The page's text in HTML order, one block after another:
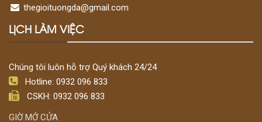
thegioituongda@gmail.com
LỊCH LÀM VIỆC
Chúng tôi luôn hỗ trợ Quý khách 24/24
Hotline: 0932 096 833
CSKH: 0932 096 833
GIỜ MỞ CỬA